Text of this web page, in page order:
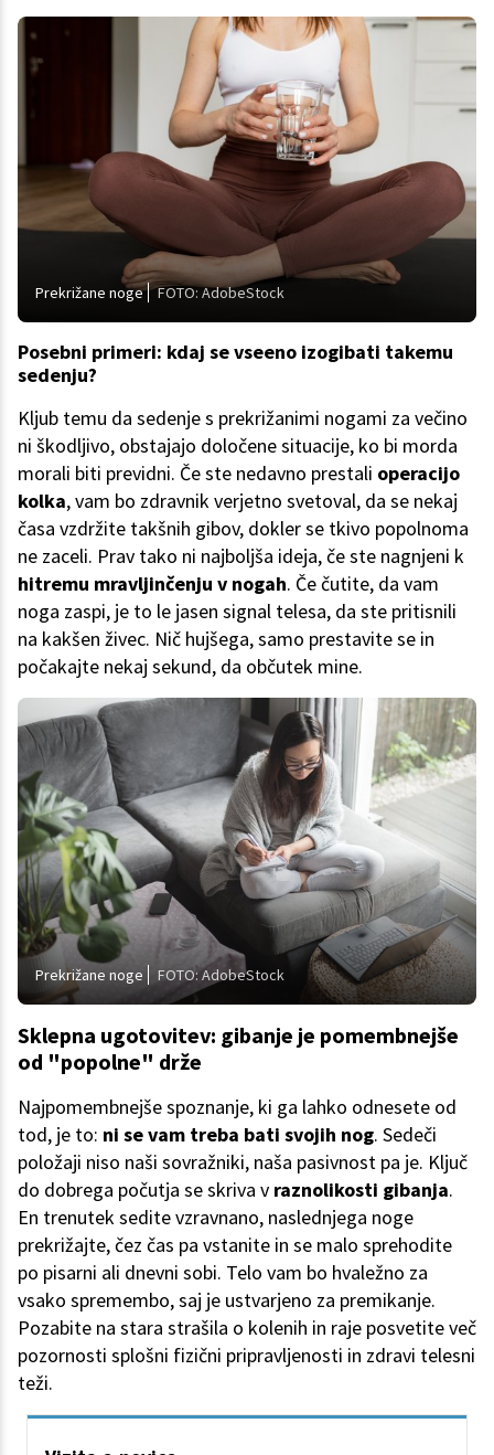
Prekrižane noge FOTO: AdobeStock
Posebni primeri: kdaj se vseeno izogibati takemu
sedenju?
Kljub temu da sedenje s prekrižanimi nogami za večino
ni škodljivo, obstajajo določene situacije, ko bi morda
morali biti previdni. Če ste nedavno prestali operacijo
kolka, vam bo zdravnik verjetno svetoval, da se nekaj
časa vzdržite takšnih gibov, dokler se tkivo popolnoma
ne zaceli. Prav tako ni najboljša ideja, če ste nagnjeni k
hitremu mravljinčenju v nogah. Če čutite, da vam
noga zaspi, je to le jasen signal telesa, da ste pritisnili
na kakšen živec. Nič hujšega, samo prestavite se in
počakajte nekaj sekund, da občutek mine.
Prekrižane noge FOTO: AdobeStock
Sklepna ugotovitev: gibanje je pomembnejše
od "popolne" drže
Najpomembnejše spoznanje, ki ga lahko odnesete od
tod, je to: ni se vam treba bati svojih nog. Sedeči
položaji niso naši sovražniki, naša pasivnost pa je. Ključ
do dobrega počutja se skriva v raznolikosti gibanja.
En trenutek sedite vzravnano, naslednjega noge
prekrižajte, čez čas pa vstanite in se malo sprehodite
po pisarni ali dnevni sobi. Telo vam bo hvaležno za
vsako spremembo, saj je ustvarjeno za premikanje.
Pozabite na stara strašila o kolenih in raje posvetite več
pozornosti splošni fizični pripravljenosti in zdravi telesni
teži.